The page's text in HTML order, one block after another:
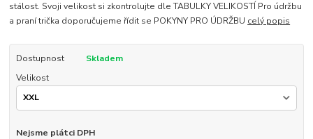
stálost. Svoji velikost si zkontrolujte dle TABULKY VELIKOSTÍ Pro údržbu
a praní trička doporučujeme řídit se POKYNY PRO ÚDRŽBU celý popis
Dostupnost
Skladem
Velikost
Nejsme plátci DPH